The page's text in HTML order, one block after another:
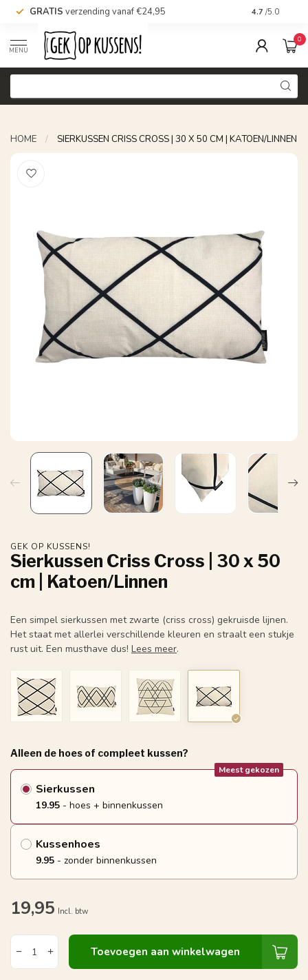
GRATIS verzending vanaf €24,95 Voor 16.00
4.7 /5.0
MENU
0
HOME / SIERKUSSEN CRISS CROSS | 30 X 50 CM | KATOEN/LINNEN
GEK OP KUSSENS!
Sierkussen Criss Cross | 30 x 50
cm | Katoen/Linnen
Een simpel sierkussen met zwarte (criss cross) gekruisde lijnen.
Het staat met allerlei verschillende kleuren en straalt een stukje
rust uit. Een musthave dus! Lees meer.
Alleen de hoes of compleet kussen?
Sierkussen
Meest gekozen
19.95 - hoes + binnenkussen
Kussenhoes
9.95 - zonder binnenkussen
19,95 Incl. btw
Toevoegen aan winkelwagen